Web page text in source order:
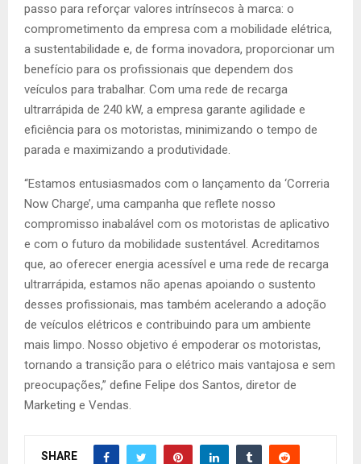
passo para reforçar valores intrínsecos à marca: o
comprometimento da empresa com a mobilidade elétrica,
a sustentabilidade e, de forma inovadora, proporcionar um
benefício para os profissionais que dependem dos
veículos para trabalhar. Com uma rede de recarga
ultrarrápida de 240 kW, a empresa garante agilidade e
eficiência para os motoristas, minimizando o tempo de
parada e maximizando a produtividade.
“Estamos entusiasmados com o lançamento da ‘Correria
Now Charge’, uma campanha que reflete nosso
compromisso inabalável com os motoristas de aplicativo
e com o futuro da mobilidade sustentável. Acreditamos
que, ao oferecer energia acessível e uma rede de recarga
ultrarrápida, estamos não apenas apoiando o sustento
desses profissionais, mas também acelerando a adoção
de veículos elétricos e contribuindo para um ambiente
mais limpo. Nosso objetivo é empoderar os motoristas,
tornando a transição para o elétrico mais vantajosa e sem
preocupações,” define Felipe dos Santos, diretor de
Marketing e Vendas.
SHARE